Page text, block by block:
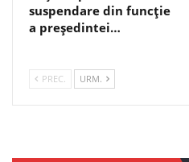
suspendare din funcție
a președintei…
PREC. URM.